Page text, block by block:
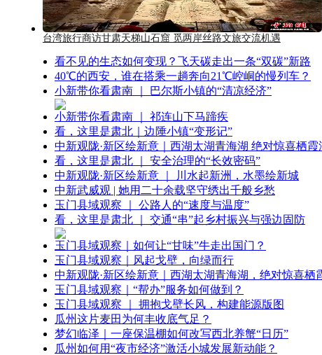
台湾旅行商访甘肃天梯山石窟 觅两岸丝路文旅交流机遇
看不见的生态如何变现？飞天碳走出一条“双碳”新路
40℃的西安，谁在搭乘一趟奔向21℃崆峒的慢列车？
小新带你看肃南 ｜ 巴尔斯小镇的“清凉经济”
小新带你看肃南 ｜ 祁连山下马蹄疾
看，这里是肃北｜边陲小镇“变形记”
中新观陇·新区绘新意｜西湖太湖青海湖 绝对惊喜栖霞
看，这里是肃北 ｜ 安全治理的“长效密码”
中新观陇·新区绘新意 ｜ 川水起新洲，水墨绘新城
中新武威观 | 她用二十余载坚守绣出千般乡愁
玉门县域观察 ｜ 公路人的“速度与温度”
看，这里是肃北 ｜ 交通“串”起乡村振兴与强边固防
玉门县域观察｜如何让“甘味”牛走出国门？
玉门县域观察｜风起戈壁，向绿而行
中新观陇·新区绘新意｜西湖太湖青海湖，绝对惊喜栖
玉门县域观察｜“帮办”服务如何做到？
玉门县域观察 ｜ 拥抱戈壁长风，构建能源版图
瓜州这片麦田为何丰收底气足？
梦幻临泽｜一座保温棚如何改写西北养蟹“日历”
瓜州如何用“夜市经济”激活小城发展新动能？